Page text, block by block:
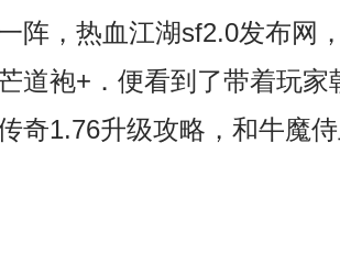
阵，热血江湖sf2.0发布网
道袍+．便看到了带着玩家
奇1.76升级攻略，和牛魔